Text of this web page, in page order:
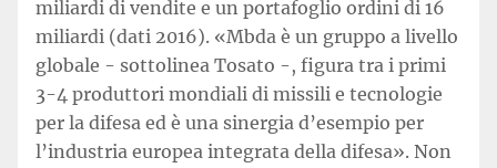
miliardi di vendite e un portafoglio ordini di 16
miliardi (dati 2016). «Mbda è un gruppo a livello
globale - sottolinea Tosato -, figura tra i primi
3-4 produttori mondiali di missili e tecnologie
per la difesa ed è una sinergia d’esempio per
l’industria europea integrata della difesa». Non